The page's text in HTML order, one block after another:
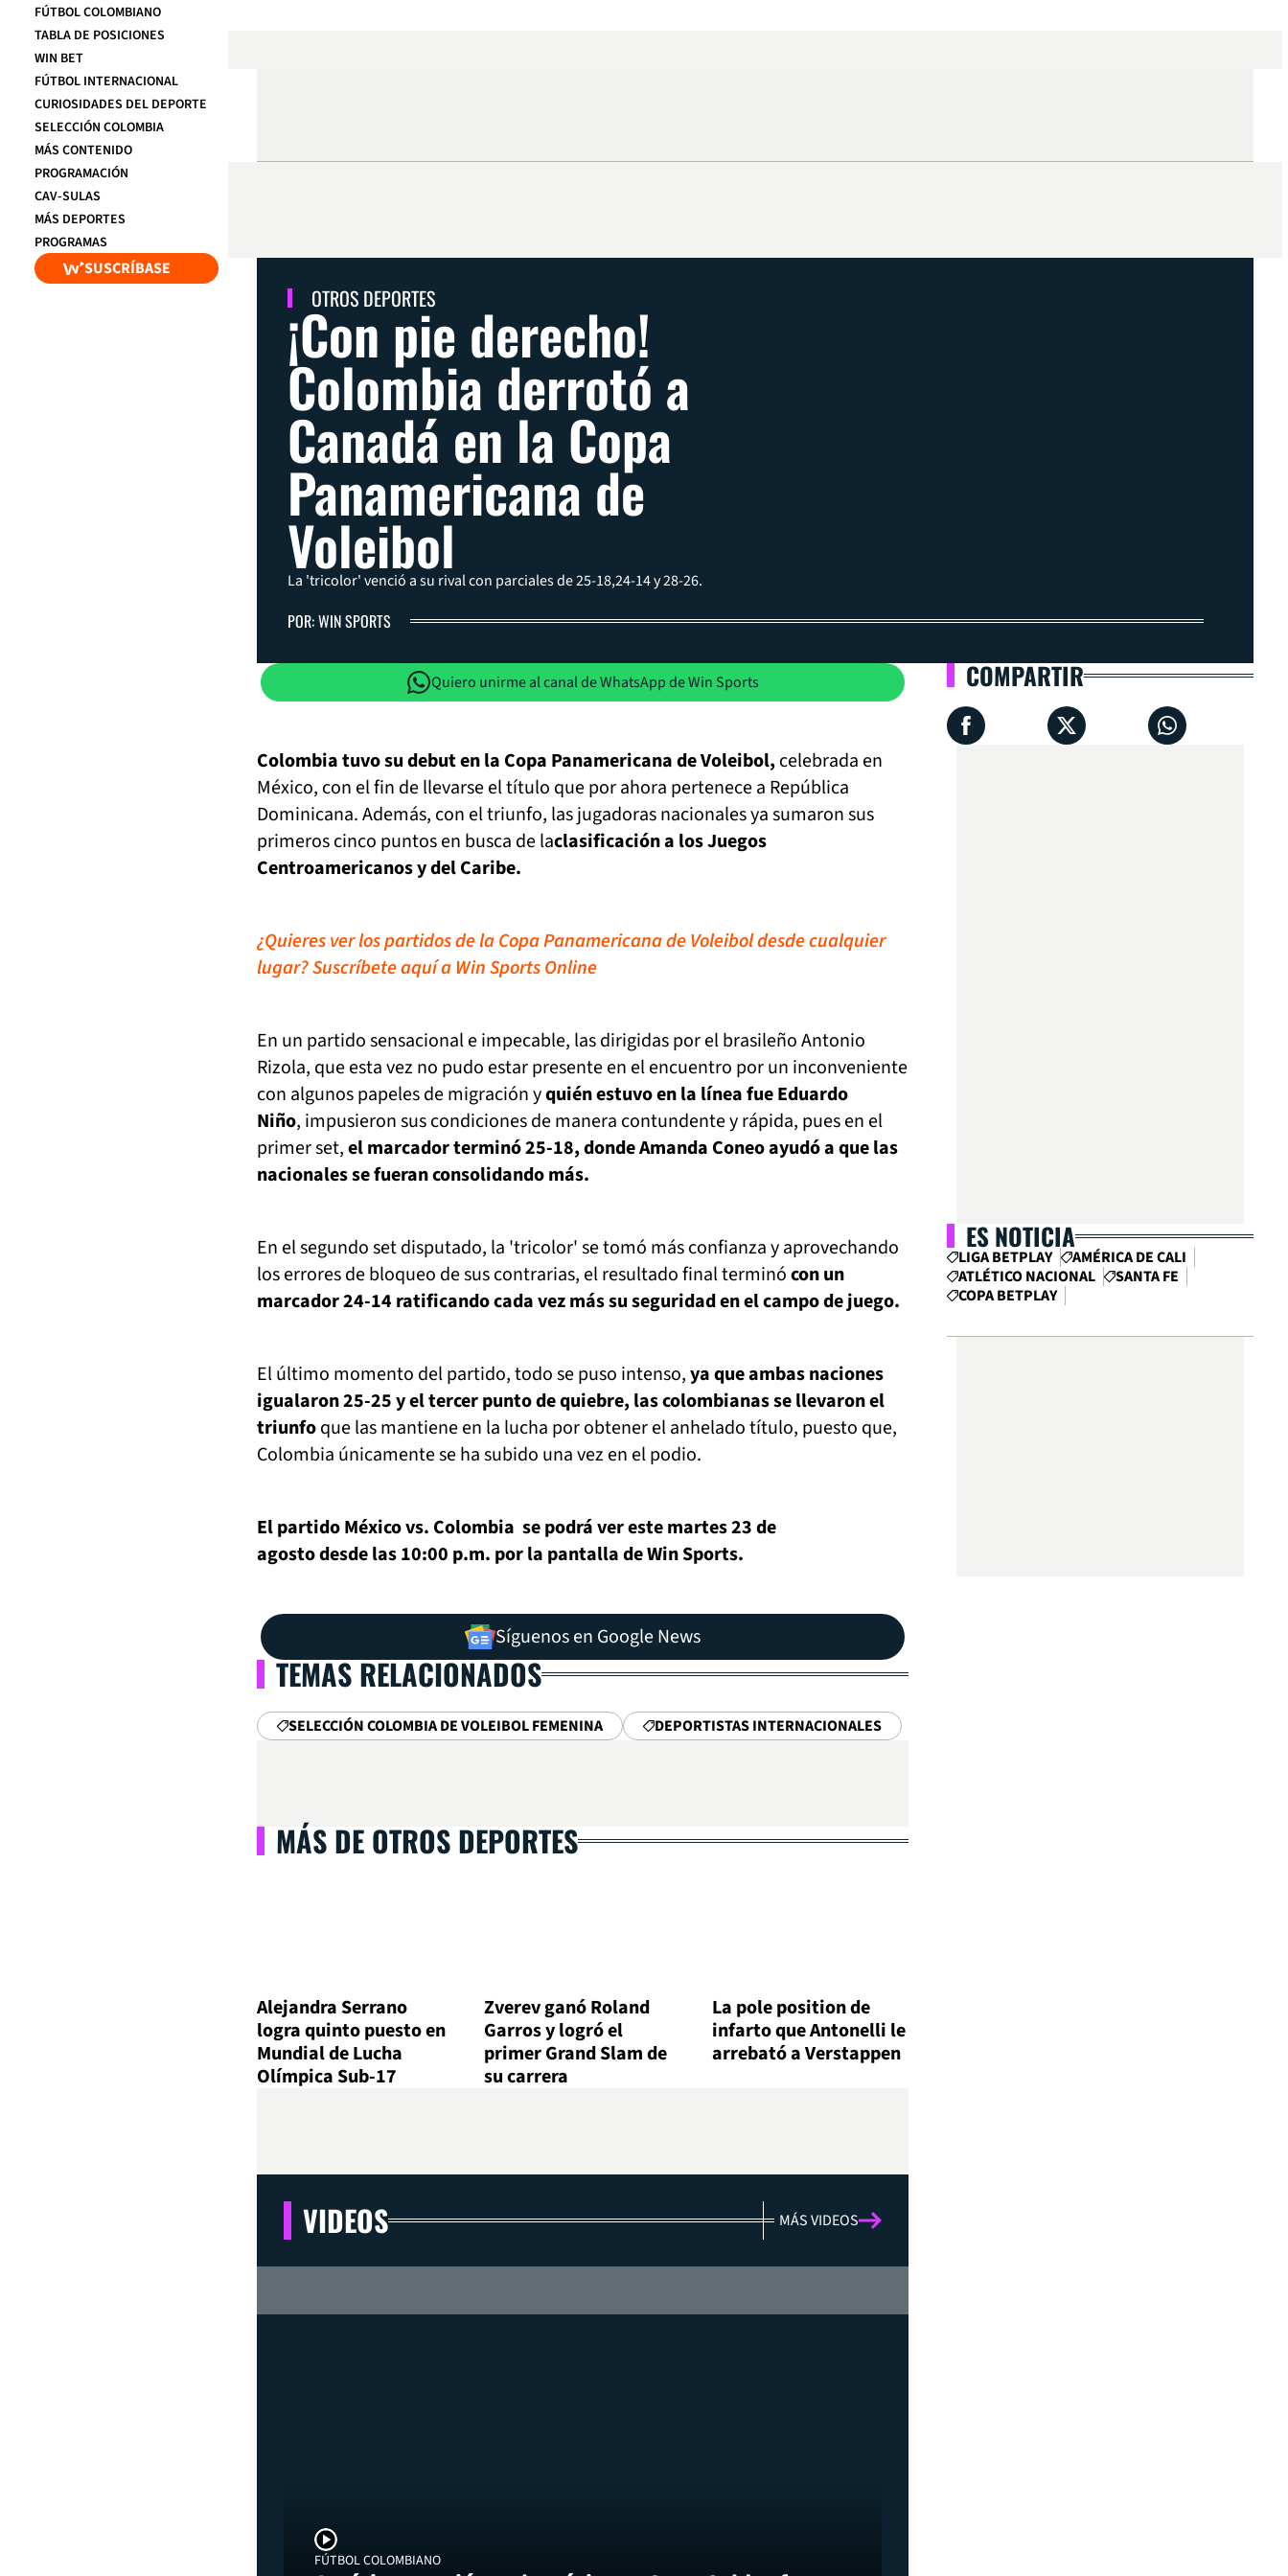
FÚTBOL COLOMBIANO
TABLA DE POSICIONES
WIN BET
FÚTBOL INTERNACIONAL
CURIOSIDADES DEL DEPORTE
SELECCIÓN COLOMBIA
MÁS CONTENIDO
PROGRAMACIÓN
CAV-SULAS
MÁS DEPORTES
PROGRAMAS
SUSCRÍBASE
OTROS DEPORTES
¡Con pie derecho!
Colombia derrotó a
Canadá en la Copa
Panamericana de
Voleibol
La 'tricolor' venció a su rival con parciales de 25-18,24-14 y 28-26.
POR: WIN SPORTS
Quiero unirme al canal de WhatsApp de Win Sports
Colombia tuvo su debut en la Copa Panamericana de Voleibol, celebrada en
México, con el fin de llevarse el título que por ahora pertenece a República
Dominicana. Además, con el triunfo, las jugadoras nacionales ya sumaron sus
primeros cinco puntos en busca de laclasificación a los Juegos
Centroamericanos y del Caribe.
¿Quieres ver los partidos de la Copa Panamericana de Voleibol desde cualquier
lugar? Suscríbete aquí a Win Sports Online
En un partido sensacional e impecable, las dirigidas por el brasileño Antonio
Rizola, que esta vez no pudo estar presente en el encuentro por un inconveniente
con algunos papeles de migración yquién estuvo en la línea fue Eduardo
Niño, impusieron sus condiciones de manera contundente y rápida, pues en el
primer set,el marcador terminó 25-18, donde Amanda Coneo ayudó a que las
nacionales se fueran consolidando más.
En el segundo set disputado, la 'tricolor' se tomó más confianza y aprovechando
los errores de bloqueo de sus contrarias, el resultado final terminócon un
marcador 24-14 ratificando cada vez más su seguridad en el campo de juego.
El último momento del partido, todo se puso intenso,ya que ambas naciones
igualaron 25-25 y el tercer punto de quiebre, las colombianas se llevaron el
triunfoque las mantiene en la lucha por obtener el anhelado título, puesto que,
Colombia únicamente se ha subido una vez en el podio.
El partido México vs. Colombia se podrá ver este martes 23 de
agosto desde las 10:00 p.m. por la pantalla de Win Sports.
Síguenos en Google News
TEMAS RELACIONADOS
SELECCIÓN COLOMBIA DE VOLEIBOL FEMENINA DEPORTISTAS INTERNACIONALES
MÁS DE OTROS DEPORTES
Alejandra Serrano
logra quinto puesto en
Mundial de Lucha
Olímpica Sub-17
Zverev ganó Roland
Garros y logró el
primer Grand Slam de
su carrera
La pole position de
infarto que Antonelli le
arrebató a Verstappen
VIDEOS MÁS VIDEOS
FÚTBOL COLOMBIANO
COMPARTIR
ES NOTICIA
LIGA BETPLAY
AMÉRICA DE CALI
ATLÉTICO NACIONAL
SANTA FE
COPA BETPLAY